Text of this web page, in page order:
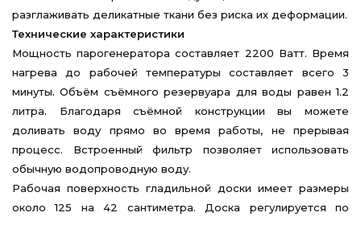
разглаживать деликатные ткани без риска их деформации.
Технические характеристики
Мощность парогенератора составляет 2200 Ватт. Время
нагрева до рабочей температуры составляет всего 3
минуты. Объём съёмного резервуара для воды равен 1.2
литра. Благодаря съёмной конструкции вы можете
доливать воду прямо во время работы, не прерывая
процесс. Встроенный фильтр позволяет использовать
обычную водопроводную воду.
Рабочая поверхность гладильной доски имеет размеры
около 125 на 42 сантиметра. Доска регулируется по